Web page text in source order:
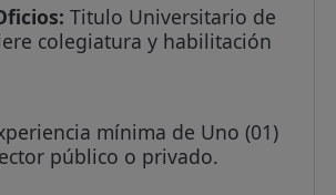
Titulo Universitario de
colegiatura y habilitación
mínima de Uno (01)
público o privado.